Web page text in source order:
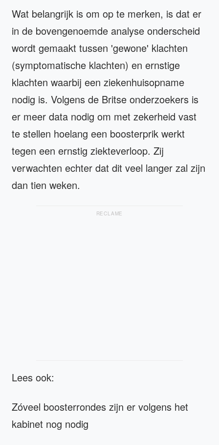
Wat belangrijk is om op te merken, is dat er
in de bovengenoemde analyse onderscheid
wordt gemaakt tussen 'gewone' klachten
(symptomatische klachten) en ernstige
klachten waarbij een ziekenhuisopname
nodig is. Volgens de Britse onderzoekers is
er meer data nodig om met zekerheid vast
te stellen hoelang een boosterprik werkt
tegen een ernstig ziekteverloop. Zij
verwachten echter dat dit veel langer zal zijn
dan tien weken.
RECLAME
Lees ook:
Zóveel boosterrondes zijn er volgens het
kabinet nog nodig